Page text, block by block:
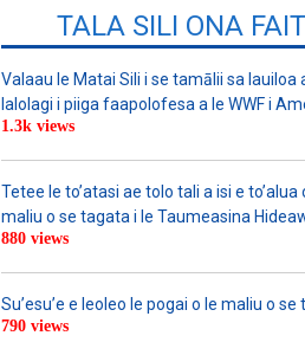
TALA SILI ONA
Valaau le Matai Sili i se tamālii sa lauiloa
lalolagi i piiga faapolofesa a le WWF i
1.3k views
Tetee le to’atasi ae tolo tali a isi e to’alua
maliu o se tagata i le Taumeasina
880 views
Su’esu’e e leoleo le pogai o le maliu o se
790 views